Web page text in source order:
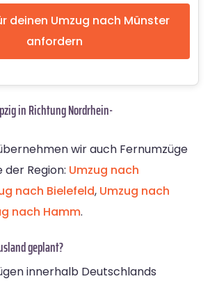
deinen Umzug nach Münster
anfordern
in Richtung Nordrhein-
wir auch Fernumzüge
Region: Umzug nach
nach Bielefeld, Umzug nach
nach Hamm.
geplant?
innerhalb Deutschlands